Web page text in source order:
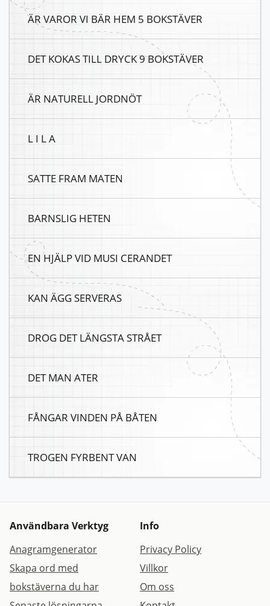
ÄR VAROR VI BÄR HEM 5 BOKSTÄVER
DET KOKAS TILL DRYCK 9 BOKSTÄVER
ÄR NATURELL JORDNÖT
L I L A
SATTE FRAM MATEN
BARNSLIG HETEN
EN HJÄLP VID MUSI CERANDET
KAN ÄGG SERVERAS
DROG DET LÄNGSTA STRÅET
DET MAN ATER
FÅNGAR VINDEN PÅ BÅTEN
TROGEN FYRBENT VAN
Användbara Verktyg
Anagramgenerator
Skapa ord med
bokstäverna du har
Info
Privacy Policy
Villkor
Om oss